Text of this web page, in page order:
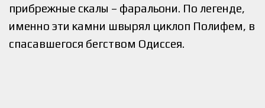
прибрежные скалы – фаральони. По легенде,
именно эти камни швырял циклоп Полифем, в
спасавшегося бегством Одиссея.